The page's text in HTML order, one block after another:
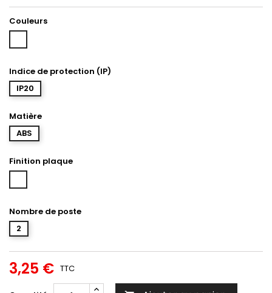
Couleurs
Indice de protection (IP)
IP20
Matière
ABS
Finition plaque
emaillé
Nombre de poste
2
3,25 € TTC